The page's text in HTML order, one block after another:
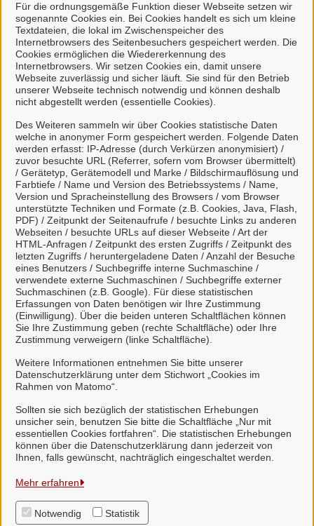
Für die ordnungsgemäße Funktion dieser Webseite setzen wir
sogenannte Cookies ein. Bei Cookies handelt es sich um kleine
Textdateien, die lokal im Zwischenspeicher des
Internetbrowsers des Seitenbesuchers gespeichert werden. Die
Cookies ermöglichen die Wiedererkennung des
Internetbrowsers. Wir setzen Cookies ein, damit unsere
Webseite zuverlässig und sicher läuft. Sie sind für den Betrieb
unserer Webseite technisch notwendig und können deshalb
nicht abgestellt werden (essentielle Cookies).
Des Weiteren sammeln wir über Cookies statistische Daten
welche in anonymer Form gespeichert werden. Folgende Daten
werden erfasst: IP-Adresse (durch Verkürzen anonymisiert) /
zuvor besuchte URL (Referrer, sofern vom Browser übermittelt)
/ Gerätetyp, Gerätemodell und Marke / Bildschirmauflösung und
Farbtiefe / Name und Version des Betriebssystems / Name,
Version und Spracheinstellung des Browsers / vom Browser
unterstützte Techniken und Formate (z.B. Cookies, Java, Flash,
PDF) / Zeitpunkt der Seitenaufrufe / besuchte Links zu anderen
Webseiten / besuchte URLs auf dieser Webseite / Art der
HTML-Anfragen / Zeitpunkt des ersten Zugriffs / Zeitpunkt des
letzten Zugriffs / heruntergeladene Daten / Anzahl der Besuche
eines Benutzers / Suchbegriffe interne Suchmaschine /
verwendete externe Suchmaschinen / Suchbegriffe externer
Suchmaschinen (z.B. Google). Für diese statistischen
Erfassungen von Daten benötigen wir Ihre Zustimmung
(Einwilligung). Über die beiden unteren Schaltflächen können
Sie Ihre Zustimmung geben (rechte Schaltfläche) oder Ihre
Zustimmung verweigern (linke Schaltfläche).
Weitere Informationen entnehmen Sie bitte unserer
Datenschutzerklärung unter dem Stichwort „Cookies im
Rahmen von Matomo“.
Sollten sie sich bezüglich der statistischen Erhebungen
unsicher sein, benutzen Sie bitte die Schaltfläche „Nur mit
essentiellen Cookies fortfahren“. Die statistischen Erhebungen
können über die Datenschutzerklärung dann jederzeit von
Ihnen, falls gewünscht, nachträglich eingeschaltet werden.
Mehr erfahren
Notwendig Statistik
Siewählen die passende Leistung aus. Viele
Leistungen können Sie direkt online starten und uns
zur Bearbeitung übermitteln.
4. Kommunikation über unser Portal
Viele Leistungen sind an unseren digitalen Postkorb
angeschlossen. Dort haben Sie einen Überblick
über alle gestellten Anliegen und können mit uns
unkompliziert in Kontakt treten.
Weitere Informationen zur BundID finden Sie auf der
Samtgemeinde Suderburg
Alle Rechte vorbehalten